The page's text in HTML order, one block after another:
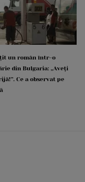
un român într-o
din Bulgaria: „Aveți
Ce a observat pe